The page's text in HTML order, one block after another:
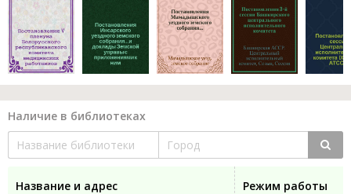
Наличие в библиотеках
Название и адрес
Режим работы